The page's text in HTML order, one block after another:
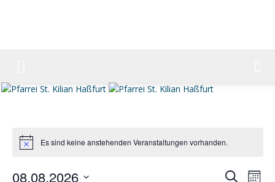
HinweisEs sind keine anstehenden Veranstaltungen vorhanden.
Suche
08.08.2026